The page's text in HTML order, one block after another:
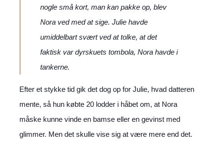
nogle små kort, man kan pakke op, blev
Nora ved med at sige. Julie havde
umiddelbart svært ved at tolke, at det
faktisk var dyrskuets tombola, Nora havde i
tankerne.
Efter et stykke tid gik det dog op for Julie, hvad datteren
mente, så hun købte 20 lodder i håbet om, at Nora
måske kunne vinde en bamse eller en gevinst med
glimmer. Men det skulle vise sig at være mere end det.